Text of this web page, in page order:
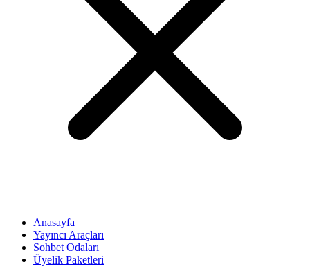
Anasayfa
Yayıncı Araçları
Sohbet Odaları
Üyelik Paketleri